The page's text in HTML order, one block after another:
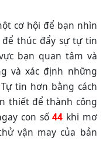
cơ hội để bạn nhìn
thúc đẩy sự tự tin
bạn quan tâm và
và xác định những
tin hơn bằng cách
thiết để thành công
con số44 khi mơ
vận may của bản